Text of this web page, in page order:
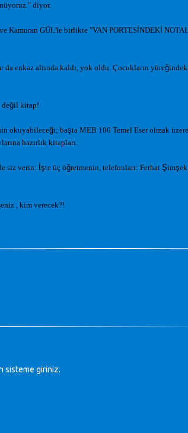
diyor.
ve Kamuran GÜL'le birlikte "VAN PORTESİ NDEKİ
enkaz altında kaldı, yok oldu. Çocukların yüreğ
ğil kitap!
okuyabileceği; başta MEB 100 Temel Eser olmak
hazırlık kitapları.
siz verin: İşte üç öğretmenin, telefonları: Ferhat Şimş
, kim verecek?!
sisteme giriniz.